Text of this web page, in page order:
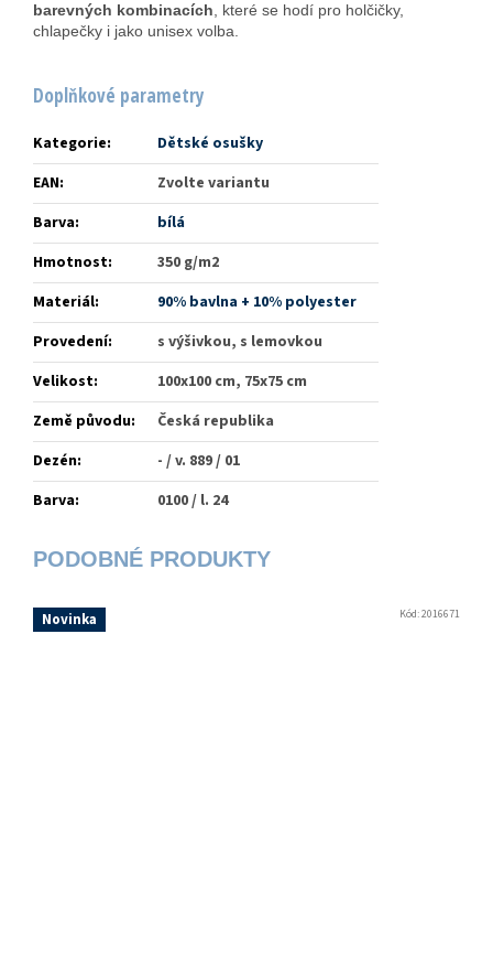
barevných kombinacích, které se hodí pro holčičky,
chlapečky i jako unisex volba.
Doplňkové parametry
Kategorie:
Dětské osušky
EAN:
Zvolte variantu
Barva:
bílá
Hmotnost:
350 g/m2
Materiál:
90% bavlna + 10% polyester
Provedení:
s výšivkou, s lemovkou
Velikost:
100x100 cm, 75x75 cm
Země původu:
Česká republika
Dezén:
- / v. 889 / 01
Barva: 0100 / l. 24
Novinka Kód:2016671